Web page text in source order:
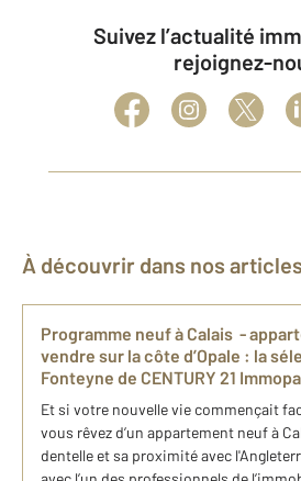
Suivez l’actualité immobilière et
rejoignez-
À découvrir dans nos articles
Programme neuf à Calais ​ -
vendre sur la côte d’Opale : ​la
Fonteyne de CENTURY 21
Et si votre nouvelle vie commençait
vous rêvez d’un appartement neuf à
dentelle et sa proximité avec